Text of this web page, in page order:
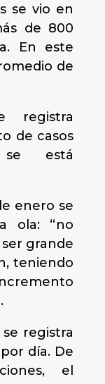
se vio en
de 800
En este
de
registra
de casos
está
enero se
ola: “no
grande
teniendo
registra
día. De
el